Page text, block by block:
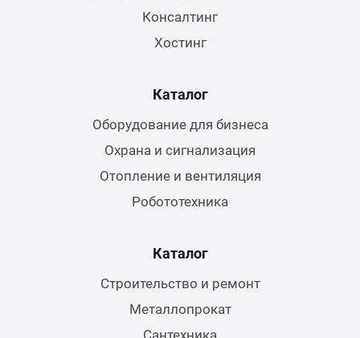
Консалтинг
Хостинг
Каталог
Оборудование для бизнеса
Охрана и сигнализация
Отопление и вентиляция
Робототехника
Каталог
Строительство и ремонт
Металлопрокат
Сантехника